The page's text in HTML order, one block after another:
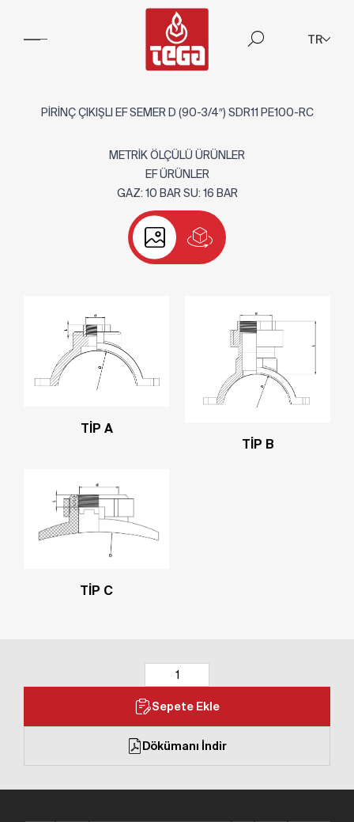
TR
PİRİNÇ ÇIKIŞLI EF SEMER D (90-3/4″) SDR11 PE100-RC
METRİK ÖLÇÜLÜ ÜRÜNLER
EF ÜRÜNLER
GAZ: 10 BAR SU: 16 BAR
TİP A
TİP B
TİP C
Sepete Ekle
Dökümanı İndir